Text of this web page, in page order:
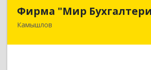
Фирма "Мир
Камышлов624860, Свердловская